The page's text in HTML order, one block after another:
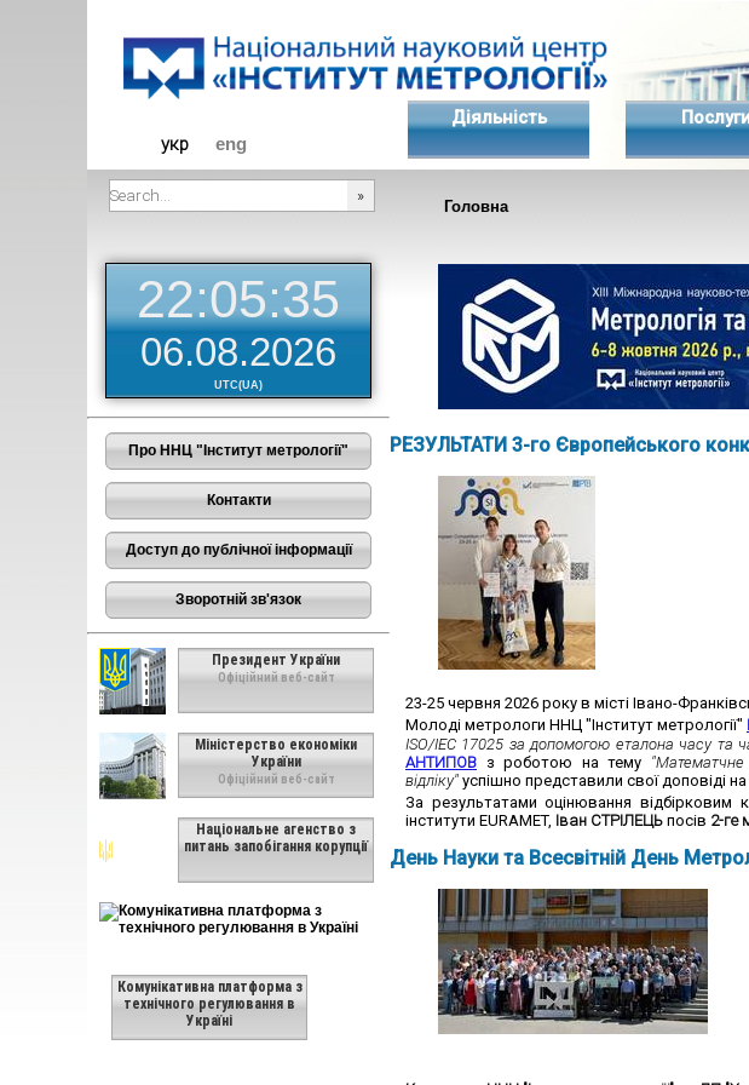
укр eng
Діяльність
Головна
22:05:36
06.08.2026
UTC(UA)
Про ННЦ "Інститут метрології"
Контакти
Доступ до публічної інформації
Зворотній зв'язок
Президент України
Офіційний веб-сайт
Міністерство економіки
України
Офіційний веб-сайт
Національне агенство з
питань запобігання корупції
Комунікативна платформа з
технічного регулювання в
Україні
РЕЗУЛЬТАТИ 3-го Європейського
23-25 червня 2026 року в місті Івано-
Молоді метрологи ННЦ "Інститут метрології"
ISO/IEC 17025 за допомогою еталона часу та
АНТИПОВ з роботою на тему
відліку" успішно представили свої доповіді на
За результатами оцінювання відбірковим
інститути EURAMET, Іван СТРІЛЕЦЬ посів 2-ге
День Науки та Всесвітній День